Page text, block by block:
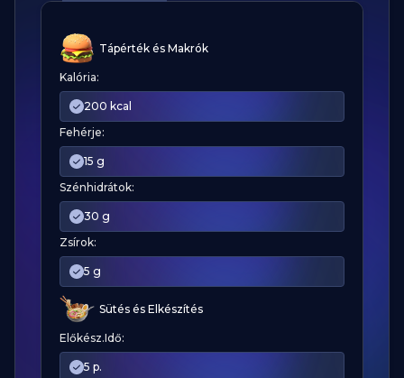
Tápérték és Makrók
Kalória:
200 kcal
Fehérje:
15 g
Szénhidrátok:
30 g
Zsírok:
5 g
Sütés és Elkészítés
Előkész.Idő:
5 p.